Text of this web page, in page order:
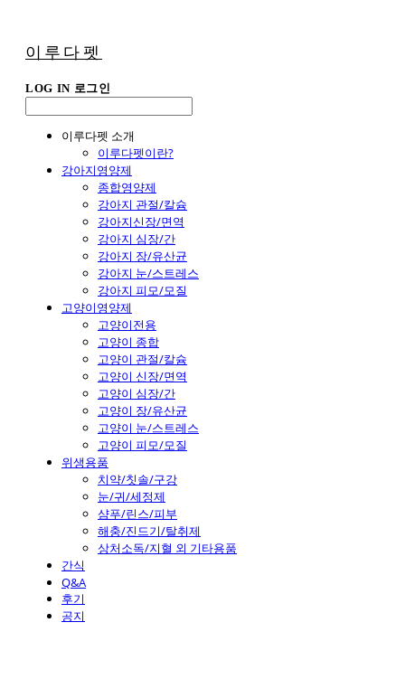
이루다펫
LOG IN 로그인
이루다펫 소개
이루다펫이란?
강아지영양제
종합영양제
강아지 관절/칼슘
강아지신장/면역
강아지 심장/간
강아지 장/유산균
강아지 눈/스트레스
강아지 피모/모질
고양이영양제
고양이전용
고양이 종합
고양이 관절/칼슘
고양이 신장/면역
고양이 심장/간
고양이 장/유산균
고양이 눈/스트레스
고양이 피모/모질
위생용품
치약/칫솔/구강
눈/귀/세정제
샴푸/린스/피부
해충/진드기/탈취제
상처소독/지혈 외 기타용품
간식
Q&A
후기
공지